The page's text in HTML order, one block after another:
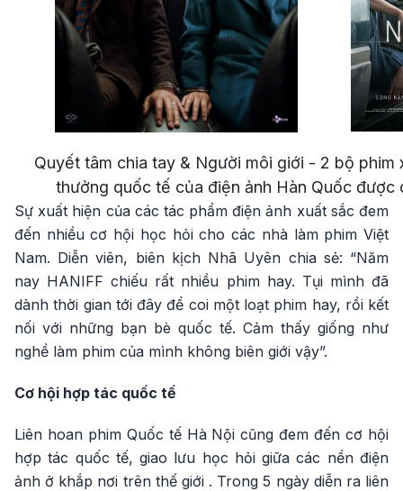
Quyết tâm chia tay & Người môi giới - 2 bộ phim
thưởng quốc tế của điện ảnh Hàn Quốc được
Sự xuất hiện của các tác phẩm điện ảnh xuất sắc đem
đến nhiều cơ hội học hỏi cho các nhà làm phim Việt
Nam. Diễn viên, biên kịch Nhã Uyên chia sẻ: “Năm
nay HANIFF chiếu rất nhiều phim hay. Tụi mình đã
dành thời gian tới đây để coi một loạt phim hay, rồi kết
nối với những bạn bè quốc tế. Cảm thấy giống như
nghề làm phim của mình không biên giới vậy”.
Cơ hội hợp tác quốc tế
Liên hoan phim Quốc tế Hà Nội cũng đem đến cơ hội
hợp tác quốc tế, giao lưu học hỏi giữa các nền điện
ảnh ở khắp nơi trên thế giới . Trong 5 ngày diễn ra liên